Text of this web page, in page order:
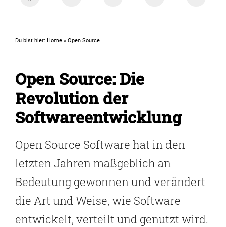
Du bist hier: Home » Open Source
Open Source: Die
Revolution der
Softwareentwicklung
Open Source Software hat in den
letzten Jahren maßgeblich an
Bedeutung gewonnen und verändert
die Art und Weise, wie Software
entwickelt, verteilt und genutzt wird.